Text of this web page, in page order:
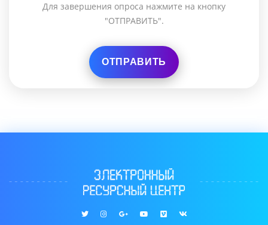
Для завершения опроса нажмите на кнопку
"ОТПРАВИТЬ".